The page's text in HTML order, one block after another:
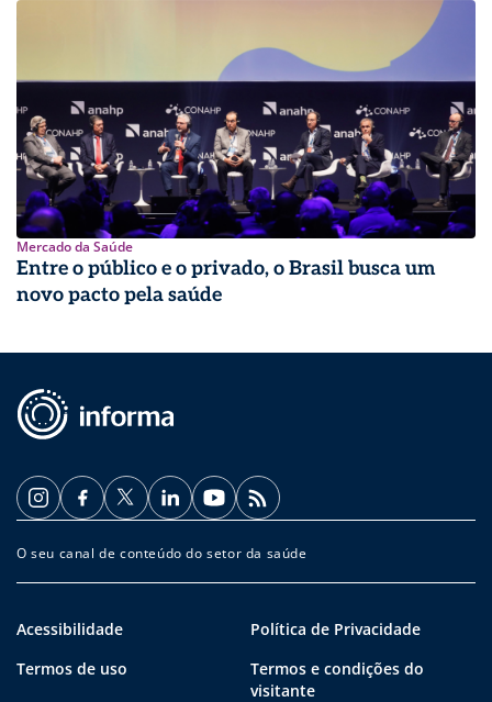
Mercado da Saúde
Entre o público e o privado, o Brasil busca um
novo pacto pela saúde
O seu canal de conteúdo do setor da saúde
Acessibilidade
Política de Privacidade
Termos de uso
Termos e condições do
visitante